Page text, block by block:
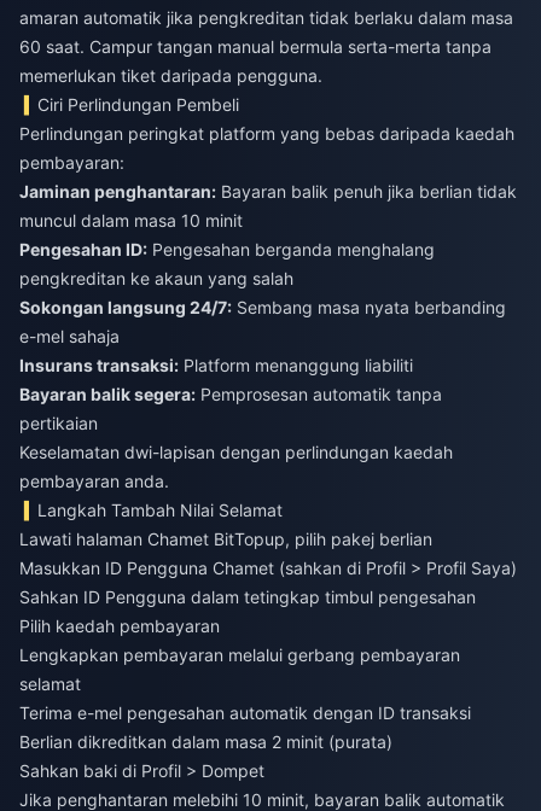
amaran automatik jika pengkreditan tidak berlaku dalam masa
60 saat. Campur tangan manual bermula serta-merta tanpa
memerlukan tiket daripada pengguna.
Ciri Perlindungan Pembeli
Perlindungan peringkat platform yang bebas daripada kaedah
pembayaran:
Jaminan penghantaran: Bayaran balik penuh jika berlian tidak
muncul dalam masa 10 minit
Pengesahan ID: Pengesahan berganda menghalang
pengkreditan ke akaun yang salah
Sokongan langsung 24/7: Sembang masa nyata berbanding
e-mel sahaja
Insurans transaksi: Platform menanggung liabiliti
Bayaran balik segera: Pemprosesan automatik tanpa
pertikaian
Keselamatan dwi-lapisan dengan perlindungan kaedah
pembayaran anda.
Langkah Tambah Nilai Selamat
Lawati halaman Chamet BitTopup, pilih pakej berlian
Masukkan ID Pengguna Chamet (sahkan di Profil > Profil Saya)
Sahkan ID Pengguna dalam tetingkap timbul pengesahan
Pilih kaedah pembayaran
Lengkapkan pembayaran melalui gerbang pembayaran
selamat
Terima e-mel pengesahan automatik dengan ID transaksi
Berlian dikreditkan dalam masa 2 minit (purata)
Sahkan baki di Profil > Dompet
Jika penghantaran melebihi 10 minit, bayaran balik automatik